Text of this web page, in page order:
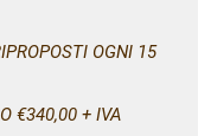
OGNI 15
€340,00 + IVA